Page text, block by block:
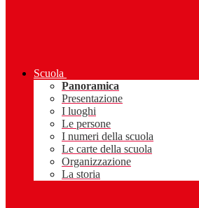
Scuola
Panoramica
Presentazione
I luoghi
Le persone
I numeri della scuola
Le carte della scuola
Organizzazione
La storia